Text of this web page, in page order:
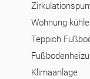
Wohnung
Teppich
Klimaanlage